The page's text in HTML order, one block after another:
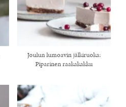
Joulun lumoavin jälkiruoka:
Piparinen raakakakku